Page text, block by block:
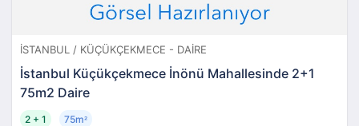
İSTANBUL / KÜÇÜKÇEKMECE - DAIRE
İstanbul Küçükçekmece İnönü Mahallesinde 2+1
75m2 Daire
2 + 1 75m²